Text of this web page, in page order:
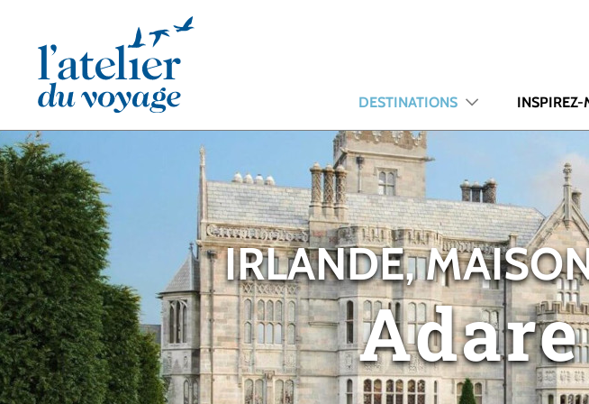
DESTINATIONS INSPIREZ-
IRLANDE,
Panneau de gestion des cookies